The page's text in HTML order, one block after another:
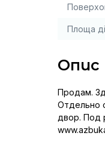
Площа
Опис
Продам.
Отдельно
двор. Под